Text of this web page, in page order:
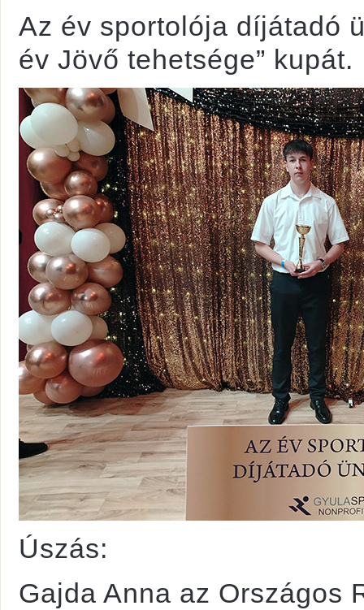
Az év sportolója díjátadó
év Jövő tehetsége” kupát.
Úszás:
Gajda Anna az Országos